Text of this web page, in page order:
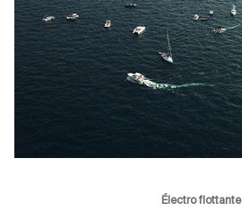
Électro flottante